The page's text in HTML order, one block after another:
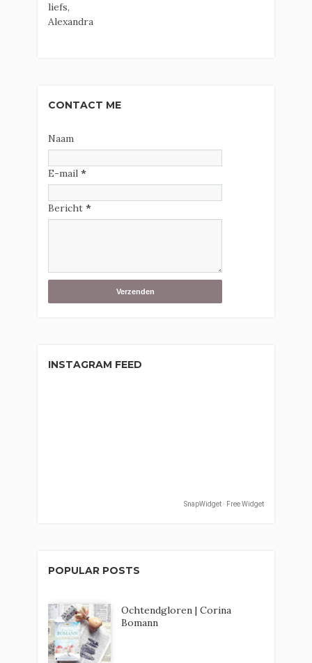
liefs,
Alexandra
CONTACT ME
Naam
E-mail *
Bericht *
INSTAGRAM FEED
SnapWidget · Free Widget
POPULAR POSTS
Ochtendgloren | Corina
Bomann